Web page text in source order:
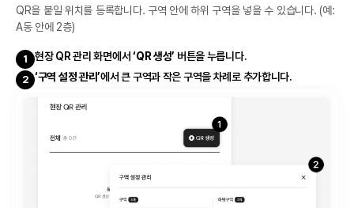
QR을 붙일 위치를 등록합니다. 구역 안에 하위 구역을 넣을 수 있습니다. (예:
A동 안에 2층)
1 현장 QR 관리 화면에서‘QR 생성’ 버튼을 누릅니다.
2 ‘구역 설정 관리’에서 큰 구역과 작은 구역을 차례로 추가합니다.